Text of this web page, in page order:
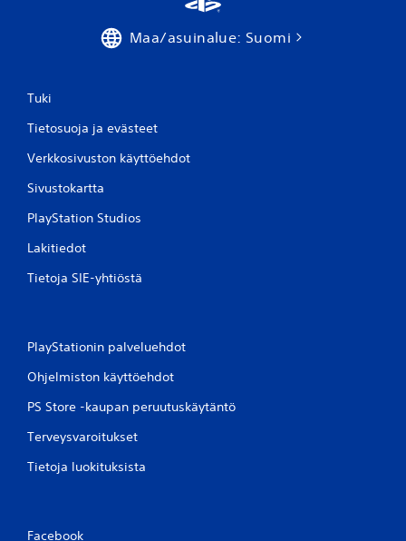
Maa/asuinalue: Suomi
Tuki
Tietosuoja ja evästeet
Verkkosivuston käyttöehdot
Sivustokartta
PlayStation Studios
Lakitiedot
Tietoja SIE-yhtiöstä
PlayStationin palveluehdot
Ohjelmiston käyttöehdot
PS Store -kaupan peruutuskäytäntö
Terveysvaroitukset
Tietoja luokituksista
Facebook